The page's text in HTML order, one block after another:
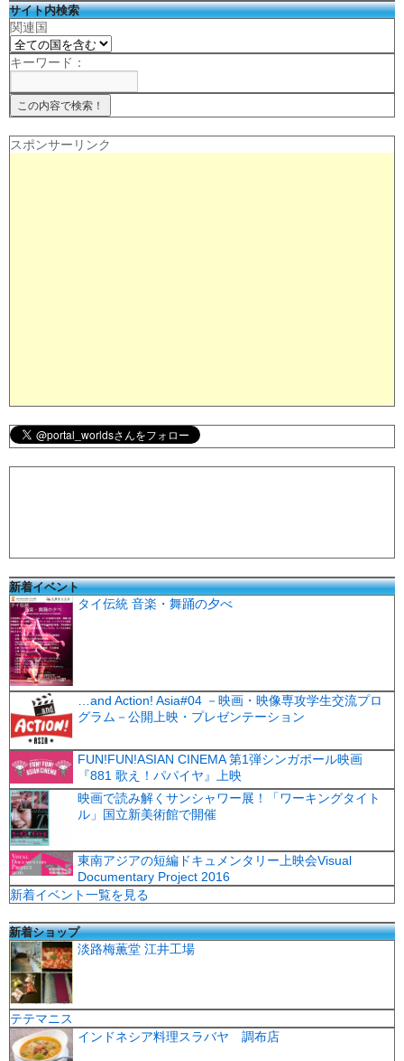
サイト内検索
関連国
キーワード：
スポンサーリンク
新着イベント
タイ伝統 音楽・舞踊の夕べ
…and Action! Asia#04 －映画・映像専攻学生交流プロ
グラム－公開上映・プレゼンテーション
FUN!FUN!ASIAN CINEMA 第1弾シンガポール映画
『881 歌え！パパイヤ』上映
映画で読み解くサンシャワー展！「ワーキングタイト
ル」国立新美術館で開催
東南アジアの短編ドキュメンタリー上映会Visual
Documentary Project 2016
新着イベント一覧を見る
新着ショップ
淡路梅薫堂 江井工場
テテマニス
インドネシア料理スラバヤ 調布店